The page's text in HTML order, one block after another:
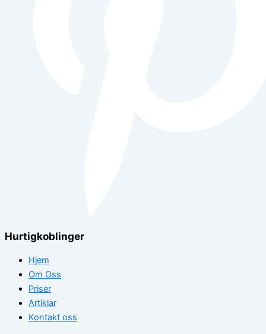
Hurtigkoblinger
Hjem
Om Oss
Priser
Artiklar
Kontakt oss